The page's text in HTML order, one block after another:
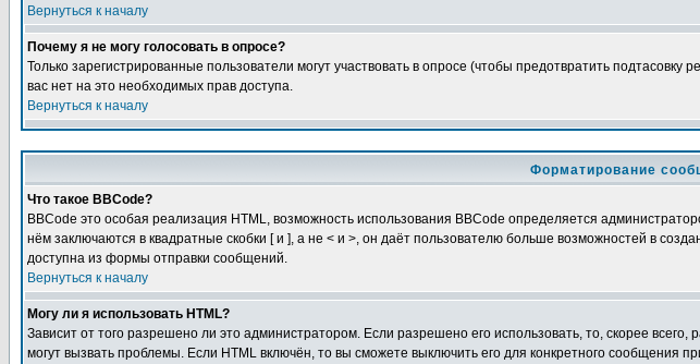
Вернуться к началу
Почему я не могу голосовать в опросе?
Только зарегистрированные пользователи могут участвовать в опросе (чтобы предотвратить
вас нет на это необходимых прав доступа.
Вернуться к началу
Форматирование
Что такое BBCode?
BBCode это особая реализация HTML, возможность использования BBCode определяется
нём заключаются в квадратные скобки [ и ], а не < и >, он даёт пользователю больше возможностей в
доступна из формы отправки сообщений.
Вернуться к началу
Могу ли я использовать HTML?
Зависит от того разрешено ли это администратором. Если разрешено его использовать, то, скорее всего,
могут вызвать проблемы. Если HTML включён, то вы сможете выключить его для конкретного сообщения